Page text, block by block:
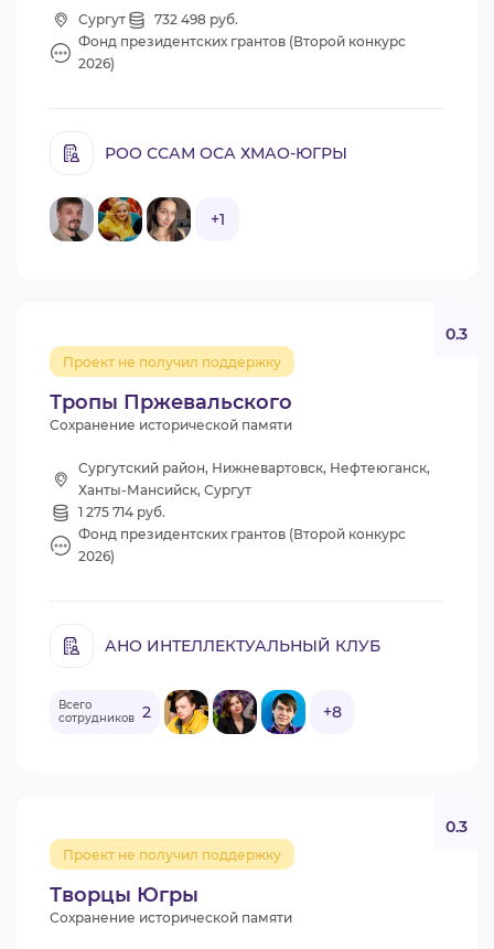
Сургут
732 498 руб.
Фонд президентских грантов (Второй конкурс
2026)
РОО ССАМ ОСА ХМАО-ЮГРЫ
+1
Тропы Пржевальского
Проект не получил поддержку
0.3
Сохранение исторической памяти
Сургутский район, Нижневартовск, Нефтеюганск,
Ханты-Мансийск, Сургут
1 275 714 руб.
Фонд президентских грантов (Второй конкурс
2026)
АНО ИНТЕЛЛЕКТУАЛЬНЫЙ КЛУБ
Всего
сотрудников 2 +8
Творцы Югры
Проект не получил поддержку
0.3
Сохранение исторической памяти